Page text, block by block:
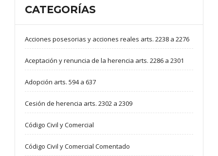
CATEGORÍAS
Acciones posesorias y acciones reales arts. 2238 a 2276
Aceptación y renuncia de la herencia arts. 2286 a 2301
Adopción arts. 594 a 637
Cesión de herencia arts. 2302 a 2309
Código Civil y Comercial
Código Civil y Comercial Comentado